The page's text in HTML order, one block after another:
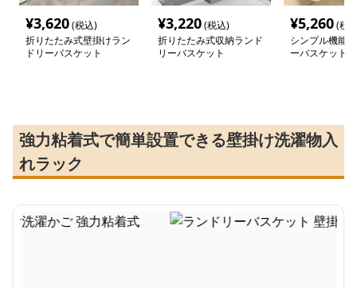
¥3,620(税込)
折りたたみ式壁掛けラン
ドリーバスケット
¥3,220(税込)
折りたたみ式収納ランド
リーバスケット
¥5,260(税
シンプル機能
ーバスケット
強力粘着式で簡単設置できる壁掛け洗濯物入
れラック